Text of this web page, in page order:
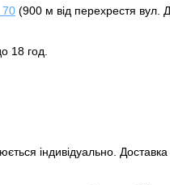
70 (900 м від перехрестя вул.
18 год.
індивідуально.